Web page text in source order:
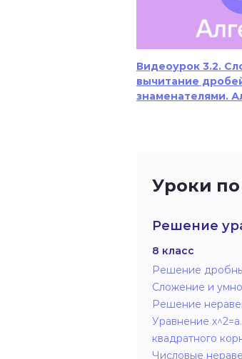
Видеоурок 3.2.
вычитание
знаменателями.
Уроки по
Решение
8 класс
Решение
Сложение и
Решение
Уравнение
квадратного
Числовые